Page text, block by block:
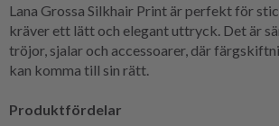
Lana Grossa Silkhair Print är perfekt för
kräver ett lätt och elegant uttryck. Det är
tröjor, sjalar och accessoarer, där
kan komma till sin rätt.
Produktfördelar